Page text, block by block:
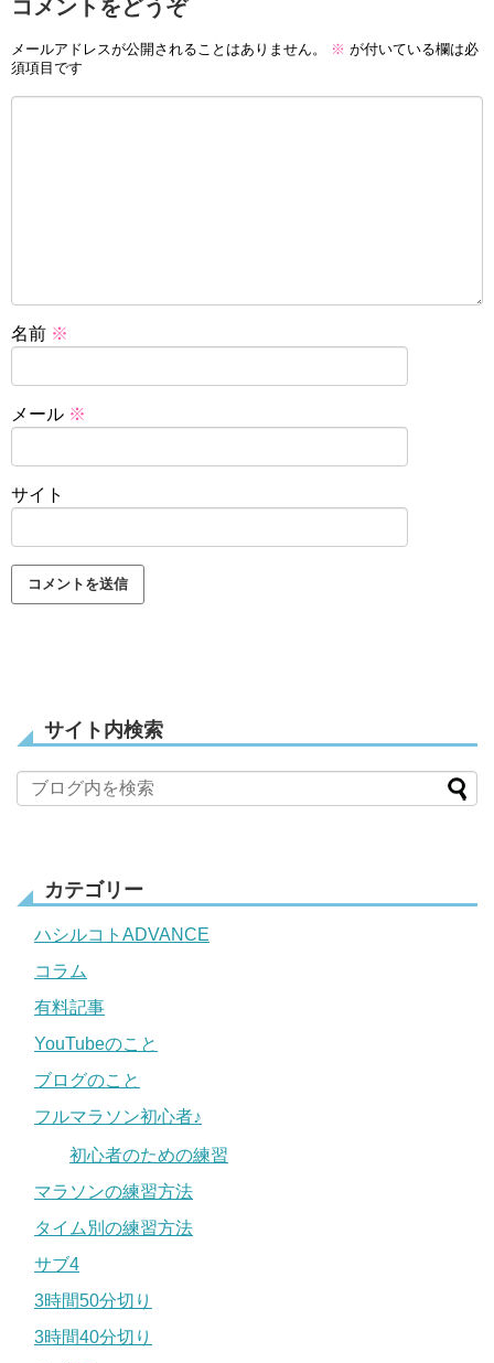
コメントをどうぞ
メールアドレスが公開されることはありません。 ※ が付いている欄は必
須項目です
名前 ※
メール ※
サイト
サイト内検索
カテゴリー
ハシルコトADVANCE
コラム
有料記事
YouTubeのこと
ブログのこと
フルマラソン初心者♪
初心者のための練習
マラソンの練習方法
タイム別の練習方法
サブ4
3時間50分切り
3時間40分切り